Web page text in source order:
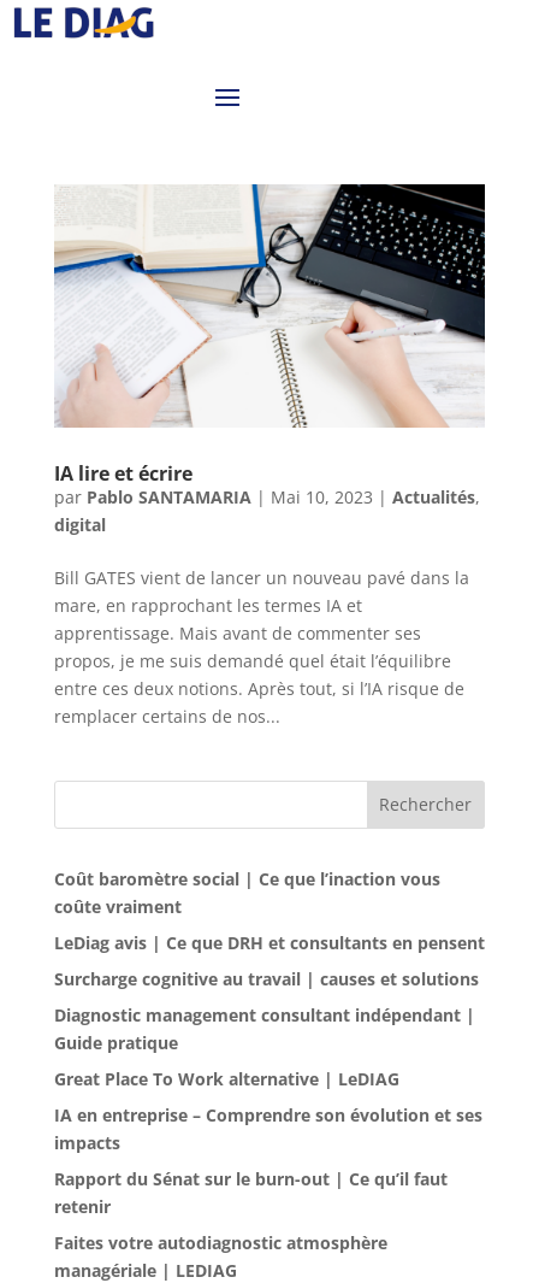
IA lire et écrire
par Pablo SANTAMARIA | Mai 10, 2023 | Actualités,
digital
Bill GATES vient de lancer un nouveau pavé dans la
mare, en rapprochant les termes IA et
apprentissage. Mais avant de commenter ses
propos, je me suis demandé quel était l’équilibre
entre ces deux notions. Après tout, si l’IA risque de
remplacer certains de nos...
Rechercher
Coût baromètre social | Ce que l’inaction vous
coûte vraiment
LeDiag avis | Ce que DRH et consultants en pensent
Surcharge cognitive au travail | causes et solutions
Diagnostic management consultant indépendant |
Guide pratique
Great Place To Work alternative | LeDIAG
IA en entreprise – Comprendre son évolution et ses
impacts
Rapport du Sénat sur le burn-out | Ce qu’il faut
retenir
Faites votre autodiagnostic atmosphère
managériale | LEDIAG